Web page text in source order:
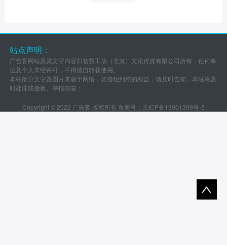
站点声明：
广告客网站及其文字内容归智慧工场（北京）文化传媒有限公司所有，任何单
位及个人未经许可，不得擅自转载使用。
本站部分文字及图片来源于网络，如侵犯到您的权益，请及时告知，本站将及
时处理或撤换。举报邮箱：
Copyright © 2022 广告客 版权所有 备案号： 京ICP备13001399号-5